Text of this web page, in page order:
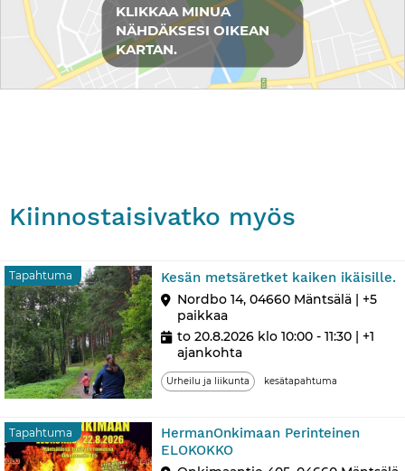
KLIKKAA MINUA
NÄHDÄKSESI OIKEAN
KARTAN.
Kiinnostaisivatko myös
Tapahtuma Kesän metsäretket kaiken ikäisille.
Nordbo 14, 04660 Mäntsälä | +5
paikkaa
to 20.8.2026 klo 10:00 - 11:30 | +1
ajankohta
Urheilu ja liikunta kesätapahtuma
Tapahtuma
HermanOnkimaan Perinteinen
ELOKOKKO